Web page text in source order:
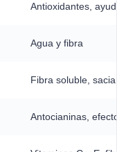
Antioxidantes,
Agua y fibra
Fibra soluble,
Antocianinas,